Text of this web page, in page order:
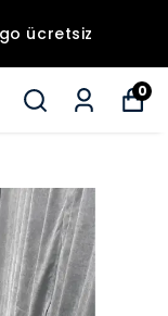
ücretsiz
0